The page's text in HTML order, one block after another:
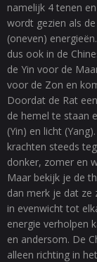
namelijk 4 tenen
wordt gezien als
(oneven)
dus ook in de
de Yin voor de
voor de Zon en
Doordat de Rat
de hemel te staan
(Yin) en licht
krachten steeds
donker, zomer en
Maar bekijk je de
dan merk je dat ze
in evenwicht tot
energie verholpen
en andersom. De
alleen richting in